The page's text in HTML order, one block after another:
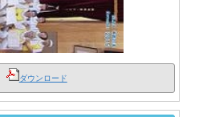
ダウンロード